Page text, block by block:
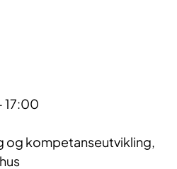
17:00
og kompetanseutvikling,